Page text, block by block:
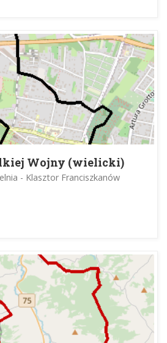
Wojny (wielicki)
- Klasztor Franciszkanów